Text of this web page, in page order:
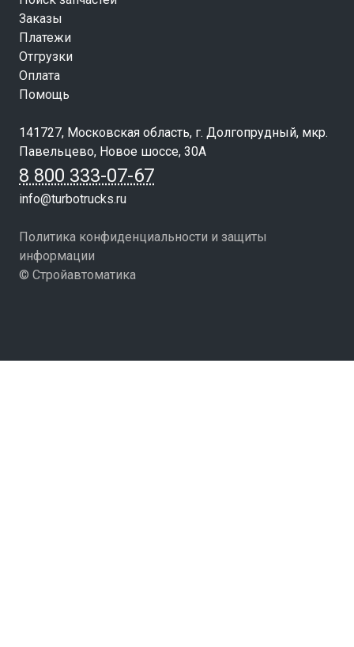
Заказы
Платежи
Отгрузки
Оплата
Помощь
141727, Московская область, г. Долгопрудный, мкр.
Павельцево, Новое шоссе, 30А
8 800 333-07-67
info@turbotrucks.ru
Политика конфиденциальности и защиты
информации
© Стройавтоматика